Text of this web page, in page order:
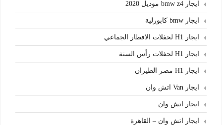
ايجار bmw z4 موديل 2020
ايجار bmw كابورلية
ايجار H1 لحفلات الافطار الجماعي
ايجار H1 لحفلات رأس السنة
ايجار H1 مصر الطيران
ايجار Van اتش وان
ايجار اتش وان
ايجار اتش وان – القاهرة